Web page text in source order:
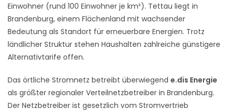
Einwohner (rund 100 Einwohner je km²). Tettau liegt in
Brandenburg, einem Flächenland mit wachsender
Bedeutung als Standort für erneuerbare Energien. Trotz
ländlicher Struktur stehen Haushalten zahlreiche günstigere
Alternativtarife offen.
Das örtliche Stromnetz betreibt überwiegend e.dis Energie
als größter regionaler Verteilnetzbetreiber in Brandenburg.
Der Netzbetreiber ist gesetzlich vom Stromvertrieb